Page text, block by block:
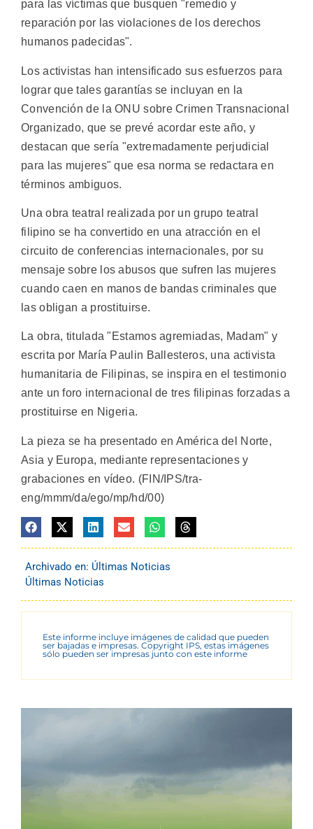
para las víctimas que busquen "remedio y
reparación por las violaciones de los derechos
humanos padecidas".
Los activistas han intensificado sus esfuerzos para
lograr que tales garantías se incluyan en la
Convención de la ONU sobre Crimen Transnacional
Organizado, que se prevé acordar este año, y
destacan que sería "extremadamente perjudicial
para las mujeres" que esa norma se redactara en
términos ambiguos.
Una obra teatral realizada por un grupo teatral
filipino se ha convertido en una atracción en el
circuito de conferencias internacionales, por su
mensaje sobre los abusos que sufren las mujeres
cuando caen en manos de bandas criminales que
las obligan a prostituirse.
La obra, titulada "Estamos agremiadas, Madam" y
escrita por María Paulin Ballesteros, una activista
humanitaria de Filipinas, se inspira en el testimonio
ante un foro internacional de tres filipinas forzadas a
prostituirse en Nigeria.
La pieza se ha presentado en América del Norte,
Asia y Europa, mediante representaciones y
grabaciones en vídeo. (FIN/IPS/tra-
eng/mmm/da/ego/mp/hd/00)
Archivado en: Últimas Noticias
Últimas Noticias
Este informe incluye imágenes de calidad que pueden
ser bajadas e impresas. Copyright IPS, estas imágenes
sólo pueden ser impresas junto con este informe